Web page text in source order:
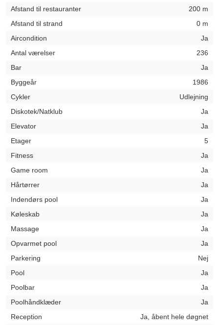
Afstand til restauranter
200 m
Afstand til strand
0 m
Aircondition
Ja
Antal værelser
236
Bar
Ja
Byggeår
1986
Cykler
Udlejning
Diskotek/Natklub
Ja
Elevator
Ja
Etager
5
Fitness
Ja
Game room
Ja
Hårtørrer
Ja
Indendørs pool
Ja
Køleskab
Ja
Massage
Ja
Opvarmet pool
Ja
Parkering
Nej
Pool
Ja
Poolbar
Ja
Poolhåndklæder
Ja
Reception
Ja, åbent hele døgnet